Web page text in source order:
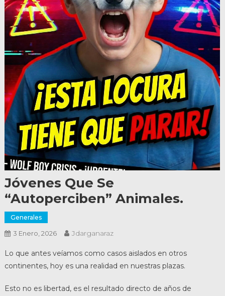
Jóvenes Que Se
“autoperciben” Animales.
Generales
3 Enero, 2026 Jdarganaraz
Lo que antes veíamos como casos aislados en otros
continentes, hoy es una realidad en nuestras plazas.
Esto no es libertad, es el resultado directo de años de